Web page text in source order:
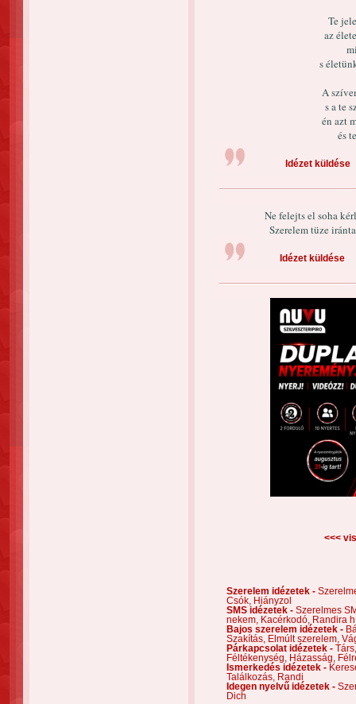
Te
az
s
A
s a te
én azt
és
Idézet küldése
Ne felejts el soha
Szerelem tüze
Idézet küldése
<<<
Szerelem idézetek -
Csók,
Hiányzol
SMS idézetek - Szerelmes
nekem,
Kacérkodó,
Randira
Bajos szerelem idézetek -
Szakítás,
Elmúlt szerelem,
Párkapcsolat idézetek -
Féltékenység,
Házasság,
Ismerkedés idézetek -
Találkozás,
Randi
Idegen nyelvű idézetek -
Dich